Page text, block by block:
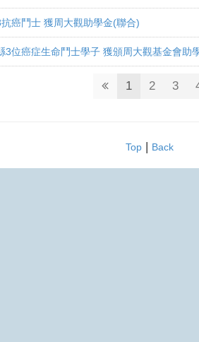
癌鬥士 獲周大觀助學金(聯合)
3位癌症生命鬥士學子 獲頒周大觀基金會助
1 2 3
Top| Back